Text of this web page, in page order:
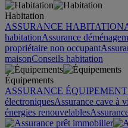
Habitation
ASSURANCE HABITATION
habitationAssurance
propriétaire non occupant
maisonConseils habitation
Équipements
ASSURANCE
électroniquesAssurance cave à
énergies renouvelables